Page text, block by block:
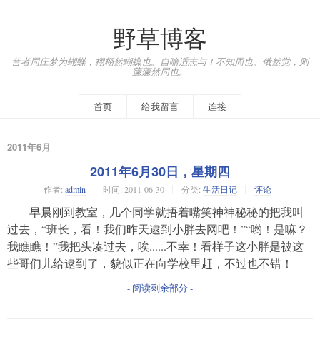
野草博客
昔者周庄梦为蝴蝶，栩栩然蝴蝶也。自喻适志与！不知周也。俄然觉，则
蘧蘧然周也。
首页 给我留言 连接
2011年6月
2011年6月30日，星期四
作者: admin 时间: 2011-06-30 分类: 生活日记 评论
早晨刚到教室，几个同学就捂着嘴笑神神秘秘的把我叫
过去，“班长，看！我们昨天逮到小胖去网吧！”“哟！是嘛？
我瞧瞧！”我把头凑过去，唉......不幸！看样子这小胖是被这
些哥们儿给逮到了，貌似正在向学校里赶，不过也不错！
- 阅读剩余部分 -